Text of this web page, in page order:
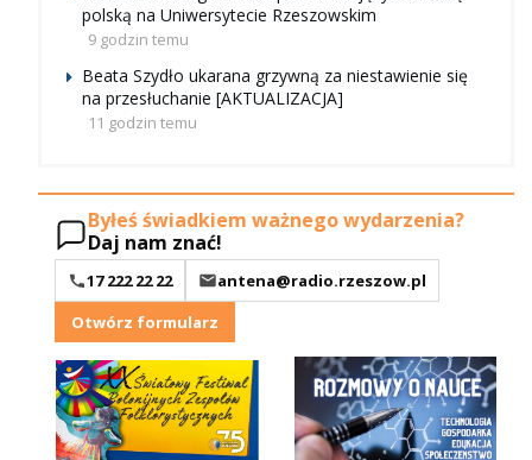
polską na Uniwersytecie Rzeszowskim
9 godzin temu
Beata Szydło ukarana grzywną za niestawienie się
na przesłuchanie [AKTUALIZACJA]
11 godzin temu
Byłeś świadkiem ważnego wydarzenia?
Daj nam znać!
17 222 22 22
antena@radio.rzeszow.pl
Otwórz formularz